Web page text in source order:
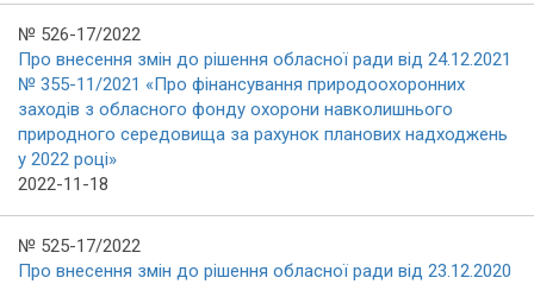
№ 526-17/2022
Про внесення змін до рішення обласної ради від 24.12.2021
№ 355-11/2021 «Про фінансування природоохоронних
заходів з обласного фонду охорони навколишнього
природного середовища за рахунок планових надходжень
у 2022 році»
2022-11-18
№ 525-17/2022
Про внесення змін до рішення обласної ради від 23.12.2020